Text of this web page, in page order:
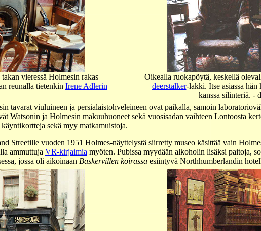
vieressä Holmesin rakas
reunalla tietenkin Irene Adlerin
Oikealla ruokapöytä, keskellä
deerstalker-lakki. Itse asiassa
kanssa silinteriä. -
tavarat viuluineen ja persialaistohveleineen ovat paikalla, samoin
Watsonin ja Holmesin makuuhuoneet sekä vuosisadan vaihteen Lontoosta
sekä myy matkamuistoja.
Streetille vuoden 1951 Holmes-näyttelystä siirretty museo käsittää vain
ammuttuja VR-kirjaimia myöten. Pubissa myydään alkoholin lisäksi paitoja,
jossa oli aikoinaan Baskervillen koirassa esiintyvä Northhumberlandin